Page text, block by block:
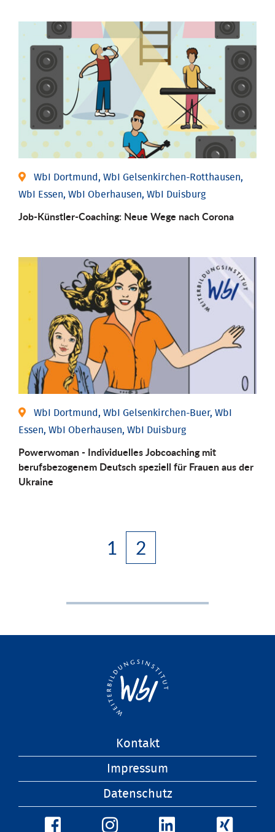
WbI Dortmund, WbI Gelsenkirchen-Rotthausen,
WbI Essen, WbI Oberhausen, WbI Duisburg
Job-Künstler-Coaching: Neue Wege nach Corona
WbI Dortmund, WbI Gelsenkirchen-Buer, WbI
Essen, WbI Oberhausen, WbI Duisburg
Powerwoman - Individuelles Jobcoaching mit
berufsbezogenem Deutsch speziell für Frauen aus der
Ukraine
1 2
Kontakt
Impressum
Datenschutz